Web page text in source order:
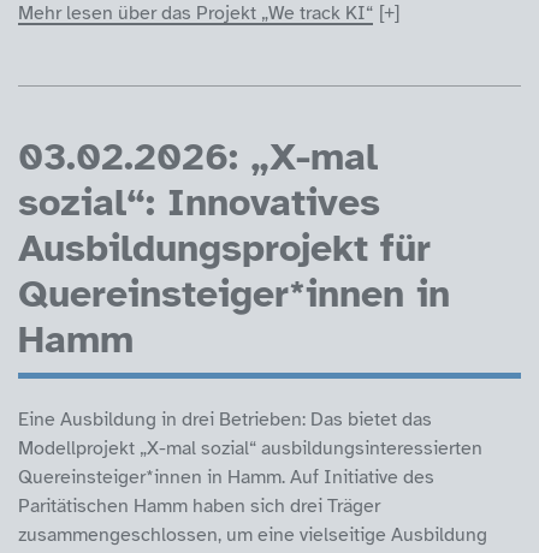
Mehr lesen über das Projekt „We track KI“
03.02.2026: „X-mal
sozial“: Innovatives
Ausbildungsprojekt für
Quereinsteiger*innen in
Hamm
Eine Ausbildung in drei Betrieben: Das bietet das
Modellprojekt „X-mal sozial“ ausbildungsinteressierten
Quereinsteiger*innen in Hamm. Auf Initiative des
Paritätischen Hamm haben sich drei Träger
zusammengeschlossen, um eine vielseitige Ausbildung